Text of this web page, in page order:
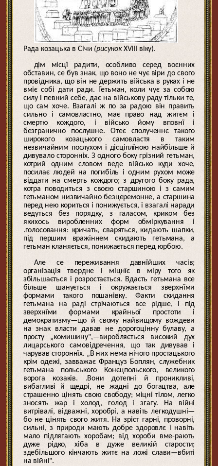
Рада козацька в Січи (рисунокXVIII віку).
дім місцї радити, особливо серед воєнних
обставин, се був знак, що воно не чує віри до свого
провідника, що він не держить війська в руках і не
вміє собі дати ради. Гетьман, коли чує за собою
силу і певний себе, дає на військову раду тільки те,
що сам хоче. Взагалі ж по за радою він править
сильно і самовластно, має право над житєм і
смертю кождого, і військо йому вповнї і
безгранично послушне. Отеє сполученнє такого
широкого козацького самовластя в таким
незвичайним послухом і дісціплїною найбільше й
дивувало сторонніх. З одного боку грізний гетьман,
котрий одним словом веде військо куди хоче,
посилає людей на погибіль і одним рухом може
віддати на смерть кождого; з другого боку рада,
котра поводиться з своєю старшиною і з самим
гетьманом низвичайно безцеремонне, а старшина
перед нею кориться і понижується, і взагалі наради
ведуться без порядку, з галасом, криком без
якихось виробленних форм обміркування і
.голосовання: кричать, сваряться, кидають шапки,
під першим вражіннем скидають гетьмана, а
гетьман кланяється, понижається перед юрбою.
Але се переживання давнїйших часів;
організація твердне і міцнїє в міру того як
збільшається і розростається. Вдасть гетьмана все
більше шанується і окружається зверхнїми
формами такого пошанівку. Факти скидання
гетьмана на раді стрічаються все рідше, і під
зверхнїми формами крайньої простоти і
демократизму—що й свому найвищому вождеви
на знак власти давав не дорогоцінну булаву, а
просту „комишину",—виробляється високий дух
лицарського самовідречення, що так дивував і
чарував стороннїх. „В них нема нічого простацького
крім одежі, завважає Француз Боплян, служебник
гетьмана польського Конєцпольского, великого
ворога козаків. .Вони дотепні й проникливі,
вибагливі й щедрі, не жадні до богацтва, але
страшенно цінять свою свободу; міцні тілом, легко
зносять жар і холод, голод і згагу. На війні
витрівалі, відважні, хоробрі, а навіть легкодушні—
бо не цінять свого житя. На зріст гарні, проворні,
сильні, з природи мають добре здоровлє і навіть
мало підлягають хоробам; від хороби вме-рають
дуже рідко, хіба в дуже великій старости;
здебільшого кінчають житє на ложі слави—вбиті
на війні".